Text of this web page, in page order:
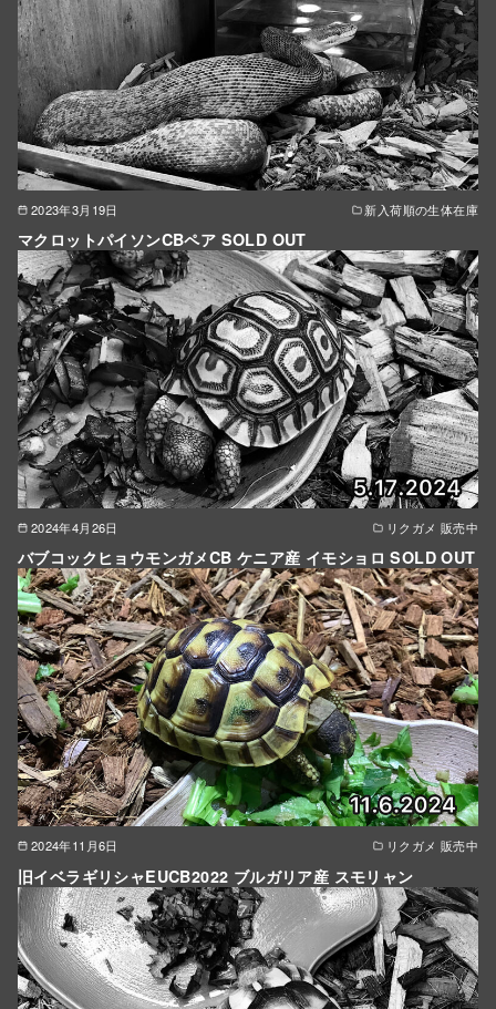
2023年3月19日 新入荷順の生体在庫
マクロットパイソンCBペア SOLD OUT
2024年4月26日 リクガメ 販売中
バブコックヒョウモンガメCB ケニア産 イモショロ SOLD OUT
2024年11月6日 リクガメ 販売中
旧イベラギリシャEUCB2022 ブルガリア産 スモリャン